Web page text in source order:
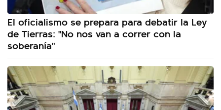
El oficialismo se prepara para debatir la Ley
de Tierras: "No nos van a correr con la
soberanía"